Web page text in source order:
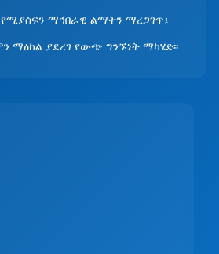
ማኅበራዊ ልማትን ማረጋገጥ፤
ማዕከል ያደረገ የውጭ ግንኙነት ማካሄድ፡፡